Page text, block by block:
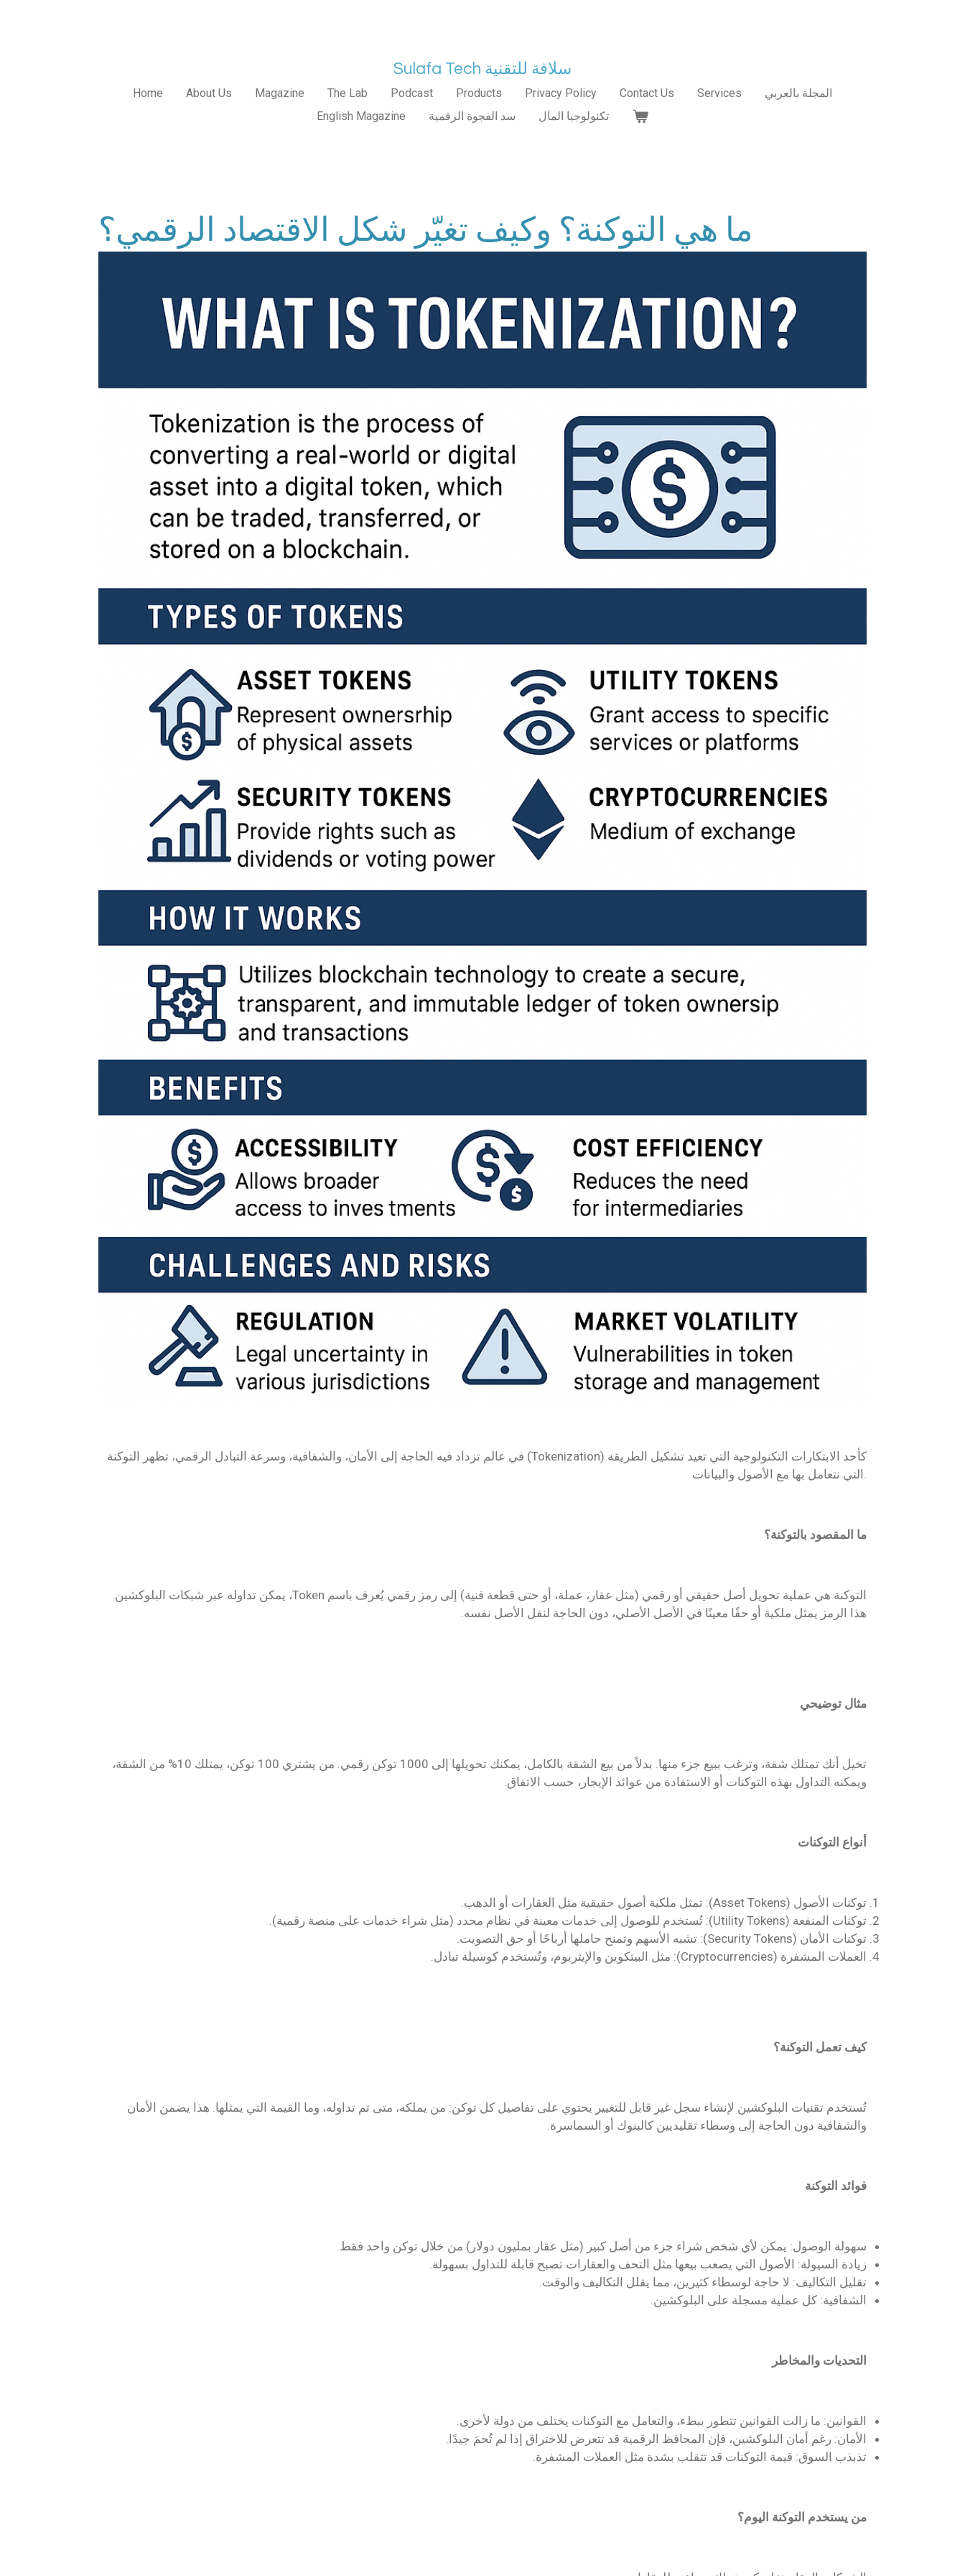
Sulafa Tech سلافة للتقنية
Home About Us Magazine The Lab Podcast Products Privacy Policy Contact Us Services
المجلة بالعربي
English Magazine
سد الفجوة الرقمية تكنولوجيا المال
ما هي التوكنة؟ وكيف تغيّر شكل الاقتصاد الرقمي؟
في عالم تزداد فيه الحاجة إلى الأمان، والشفافية، وسرعة التبادل الرقمي، تظهر التوكنة (Tokenization) كأحد الابتكارات التكنولوجية التي تعيد تشكيل الطريقة
التي نتعامل بها مع الأصول والبيانات.
ما المقصود بالتوكنة؟
التوكنة هي عملية تحويل أصل حقيقي أو رقمي (مثل عقار، عملة، أو حتى قطعة فنية) إلى رمز رقمي يُعرف باسم Token، يمكن تداوله عبر شبكات البلوكشين.
هذا الرمز يمثل ملكية أو حقًا معينًا في الأصل الأصلي، دون الحاجة لنقل الأصل نفسه.
مثال توضيحي
تخيل أنك تمتلك شقة، وترغب ببيع جزء منها. بدلاً من بيع الشقة بالكامل، يمكنك تحويلها إلى 1000 توكن رقمي. من يشتري 100 توكن، يمتلك 10% من الشقة،
ويمكنه التداول بهذه التوكنات أو الاستفادة من عوائد الإيجار، حسب الاتفاق.
أنواع التوكنات
توكنات الأصول (Asset Tokens): تمثل ملكية أصول حقيقية مثل العقارات أو الذهب.
توكنات المنفعة (Utility Tokens): تُستخدم للوصول إلى خدمات معينة في نظام محدد (مثل شراء خدمات على منصة رقمية).
توكنات الأمان (Security Tokens): تشبه الأسهم وتمنح حاملها أرباحًا أو حق التصويت.
العملات المشفرة (Cryptocurrencies): مثل البيتكوين والإيثريوم، وتُستخدم كوسيلة تبادل.
كيف تعمل التوكنة؟
تُستخدم تقنيات البلوكشين لإنشاء سجل غير قابل للتغيير يحتوي على تفاصيل كل توكن: من يملكه، متى تم تداوله، وما القيمة التي يمثلها. هذا يضمن الأمان
والشفافية دون الحاجة إلى وسطاء تقليديين كالبنوك أو السماسرة.
فوائد التوكنة
سهولة الوصول: يمكن لأي شخص شراء جزء من أصل كبير (مثل عقار بمليون دولار) من خلال توكن واحد فقط.
زيادة السيولة: الأصول التي يصعب بيعها مثل التحف والعقارات تصبح قابلة للتداول بسهولة.
تقليل التكاليف: لا حاجة لوسطاء كثيرين، مما يقلل التكاليف والوقت.
الشفافية: كل عملية مسجلة على البلوكشين.
التحديات والمخاطر
القوانين: ما زالت القوانين تتطور ببطء، والتعامل مع التوكنات يختلف من دولة لأخرى.
الأمان: رغم أمان البلوكشين، فإن المحافظ الرقمية قد تتعرض للاختراق إذا لم تُحمَ جيدًا.
تذبذب السوق: قيمة التوكنات قد تتقلب بشدة مثل العملات المشفرة.
من يستخدم التوكنة اليوم؟